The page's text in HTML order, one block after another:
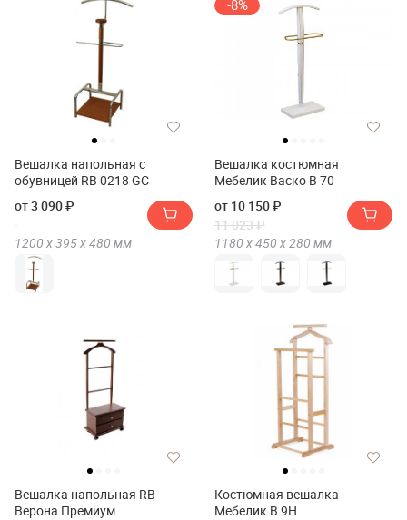
Вешалка напольная с
обувницей RB 0218 GC
от 3 090 ₽
1200 х395 х480 мм
-8%
Вешалка костюмная
Мебелик Васко В 70
от 10 150 ₽
11 023 ₽
1180 х450 х280 мм
Вешалка напольная RB
Верона Премиум
Костюмная вешалка
Мебелик В 9Н